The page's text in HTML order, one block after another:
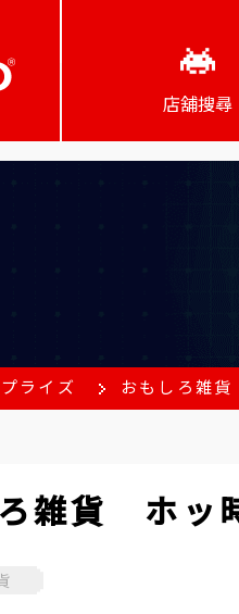
店舖搜尋
ライズ おもしろ雑
雑貨 ホッ